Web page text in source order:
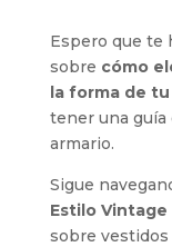
Espero que te
sobre cómo
la forma de
tener una guía
armario.
Sigue
Estilo Vintage
sobre